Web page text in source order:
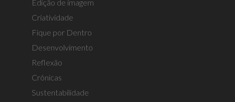
Edição de imagem
Criatividade
Fique por Dentro
Desenvolvimento
Reflexão
Crônicas
Sustentabilidade